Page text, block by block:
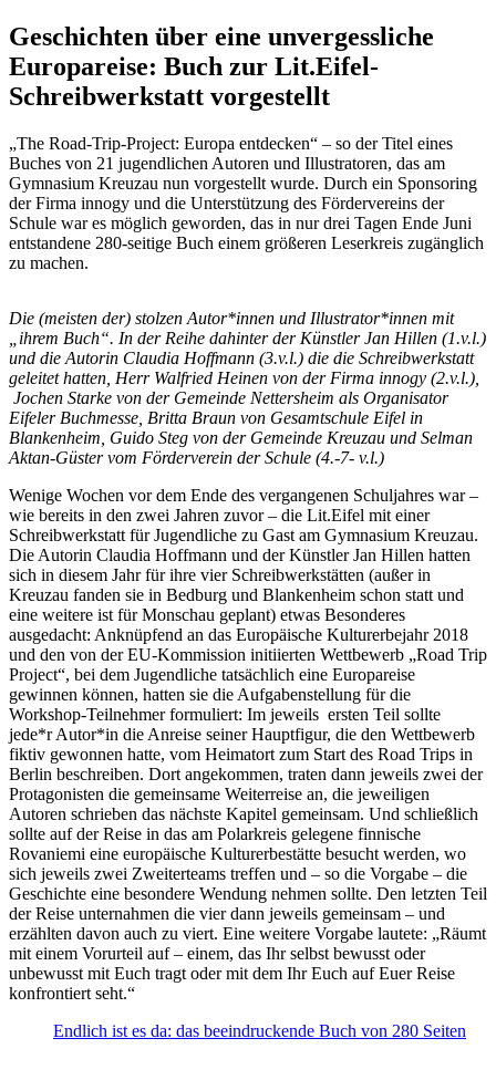
Geschichten über eine unvergessliche
Europareise: Buch zur Lit.Eifel-
Schreibwerkstatt vorgestellt
„The Road-Trip-Project: Europa entdecken“ – so der Titel eines
Buches von 21 jugendlichen Autoren und Illustratoren, das am
Gymnasium Kreuzau nun vorgestellt wurde. Durch ein Sponsoring
der Firma innogy und die Unterstützung des Fördervereins der
Schule war es möglich geworden, das in nur drei Tagen Ende Juni
entstandene 280-seitige Buch einem größeren Leserkreis zugänglich
zu machen.
Die (meisten der) stolzen Autor*innen und Illustrator*innen mit
„ihrem Buch“. In der Reihe dahinter der Künstler Jan Hillen (1.v.l.)
und die Autorin Claudia Hoffmann (3.v.l.) die die Schreibwerkstatt
geleitet hatten, Herr Walfried Heinen von der Firma innogy (2.v.l.),
Jochen Starke von der Gemeinde Nettersheim als Organisator
Eifeler Buchmesse, Britta Braun von Gesamtschule Eifel in
Blankenheim, Guido Steg von der Gemeinde Kreuzau und Selman
Aktan-Güster vom Förderverein der Schule (4.-7- v.l.)
Wenige Wochen vor dem Ende des vergangenen Schuljahres war –
wie bereits in den zwei Jahren zuvor – die Lit.Eifel mit einer
Schreibwerkstatt für Jugendliche zu Gast am Gymnasium Kreuzau.
Die Autorin Claudia Hoffmann und der Künstler Jan Hillen hatten
sich in diesem Jahr für ihre vier Schreibwerkstätten (außer in
Kreuzau fanden sie in Bedburg und Blankenheim schon statt und
eine weitere ist für Monschau geplant) etwas Besonderes
ausgedacht: Anknüpfend an das Europäische Kulturerbejahr 2018
und den von der EU-Kommission initiierten Wettbewerb „Road Trip
Project“, bei dem Jugendliche tatsächlich eine Europareise
gewinnen können, hatten sie die Aufgabenstellung für die
Workshop-Teilnehmer formuliert: Im jeweils ersten Teil sollte
jede*r Autor*in die Anreise seiner Hauptfigur, die den Wettbewerb
fiktiv gewonnen hatte, vom Heimatort zum Start des Road Trips in
Berlin beschreiben. Dort angekommen, traten dann jeweils zwei der
Protagonisten die gemeinsame Weiterreise an, die jeweiligen
Autoren schrieben das nächste Kapitel gemeinsam. Und schließlich
sollte auf der Reise in das am Polarkreis gelegene finnische
Rovaniemi eine europäische Kulturerbestätte besucht werden, wo
sich jeweils zwei Zweiterteams treffen und – so die Vorgabe – die
Geschichte eine besondere Wendung nehmen sollte. Den letzten Teil
der Reise unternahmen die vier dann jeweils gemeinsam – und
erzählten davon auch zu viert. Eine weitere Vorgabe lautete: „Räumt
mit einem Vorurteil auf – einem, das Ihr selbst bewusst oder
unbewusst mit Euch tragt oder mit dem Ihr Euch auf Euer Reise
konfrontiert seht.“
Endlich ist es da: das beeindruckende Buch von 280 Seiten